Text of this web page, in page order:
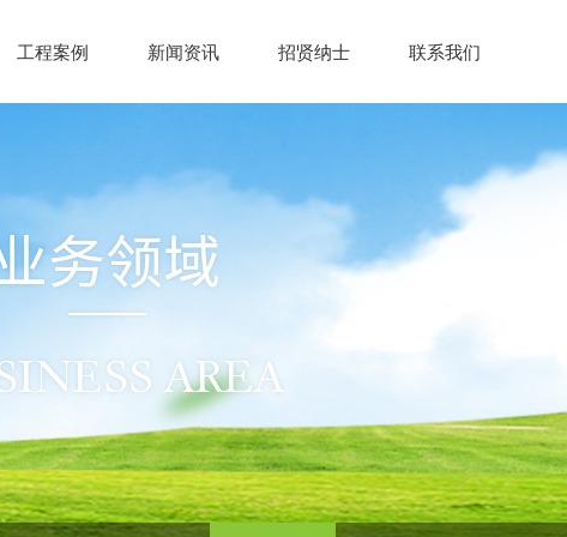
工程案例 新闻资讯 招贤纳士 联系我们